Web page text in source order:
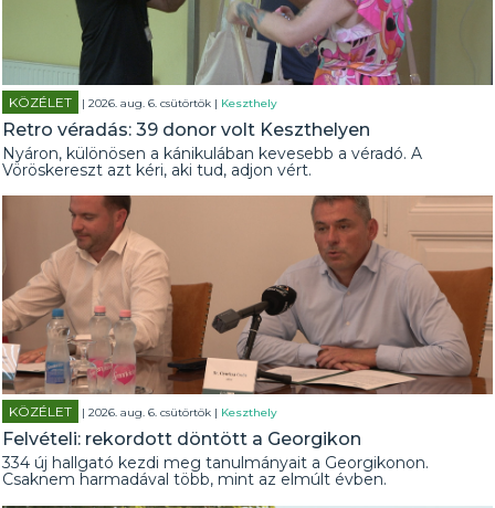
KÖZÉLET | 2026. aug. 6. csütörtök | Keszthely
Retro véradás: 39 donor volt Keszthelyen
Nyáron, különösen a kánikulában kevesebb a véradó. A
Vöröskereszt azt kéri, aki tud, adjon vért.
KÖZÉLET | 2026. aug. 6. csütörtök | Keszthely
Felvételi: rekordott döntött a Georgikon
334 új hallgató kezdi meg tanulmányait a Georgikonon.
Csaknem harmadával több, mint az elmúlt évben.